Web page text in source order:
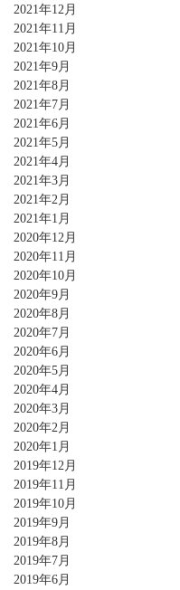
2021年12月
2021年11月
2021年10月
2021年9月
2021年8月
2021年7月
2021年6月
2021年5月
2021年4月
2021年3月
2021年2月
2021年1月
2020年12月
2020年11月
2020年10月
2020年9月
2020年8月
2020年7月
2020年6月
2020年5月
2020年4月
2020年3月
2020年2月
2020年1月
2019年12月
2019年11月
2019年10月
2019年9月
2019年8月
2019年7月
2019年6月